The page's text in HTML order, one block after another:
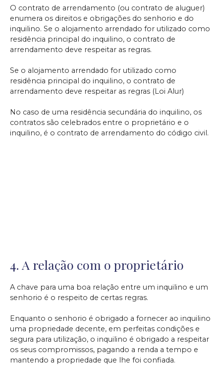
O contrato de arrendamento (ou contrato de aluguer)
enumera os direitos e obrigações do senhorio e do
inquilino. Se o alojamento arrendado for utilizado como
residência principal do inquilino, o contrato de
arrendamento deve respeitar as regras.
Se o alojamento arrendado for utilizado como
residência principal do inquilino, o contrato de
arrendamento deve respeitar as regras (Loi Alur)
No caso de uma residência secundária do inquilino, os
contratos são celebrados entre o proprietário e o
inquilino, é o contrato de arrendamento do código civil.
4. A relação com o proprietário
A chave para uma boa relação entre um inquilino e um
senhorio é o respeito de certas regras.
Enquanto o senhorio é obrigado a fornecer ao inquilino
uma propriedade decente, em perfeitas condições e
segura para utilização, o inquilino é obrigado a respeitar
os seus compromissos, pagando a renda a tempo e
mantendo a propriedade que lhe foi confiada.